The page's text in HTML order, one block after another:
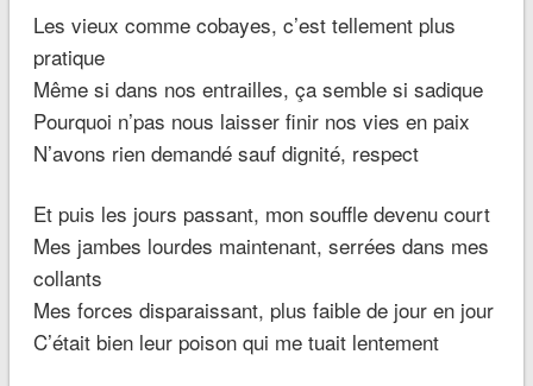
Les vieux comme cobayes, c’est tellement plus
pratique
Même si dans nos entrailles, ça semble si sadique
Pourquoi n’pas nous laisser finir nos vies en paix
N’avons rien demandé sauf dignité, respect
Et puis les jours passant, mon souffle devenu court
Mes jambes lourdes maintenant, serrées dans mes
collants
Mes forces disparaissant, plus faible de jour en jour
C’était bien leur poison qui me tuait lentement